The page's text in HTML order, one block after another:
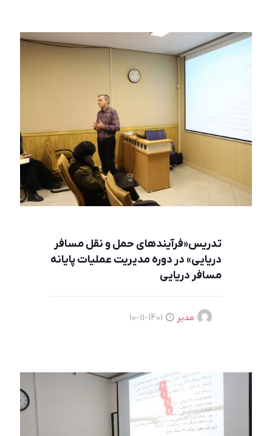
تدریس«فرآیندهای حمل و نقل مسافر
دریایی» در دوره مدیریت عملیات پایانه
مسافر دریایی
مدیر 1401-11-10